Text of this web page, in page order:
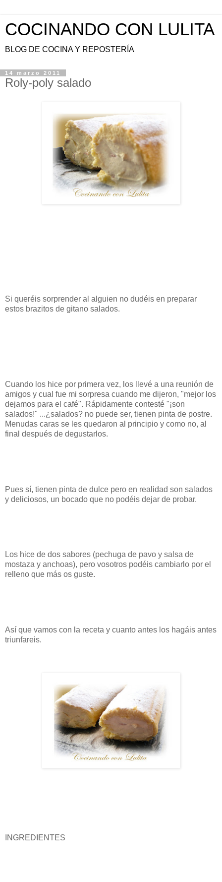
COCINANDO CON LULITA
BLOG DE COCINA Y REPOSTERÍA
14 marzo 2011
Roly-poly salado
Si queréis sorprender al alguien no dudéis en preparar
estos brazitos de gitano salados.
Cuando los hice por primera vez, los llevé a una reunión de
amigos y cual fue mi sorpresa cuando me dijeron, "mejor los
dejamos para el café". Rápidamente contesté "¡son
salados!" ...¿salados? no puede ser, tienen pinta de postre.
Menudas caras se les quedaron al principio y como no, al
final después de degustarlos.
Pues sí, tienen pinta de dulce pero en realidad son salados
y deliciosos, un bocado que no podéis dejar de probar.
Los hice de dos sabores (pechuga de pavo y salsa de
mostaza y anchoas), pero vosotros podéis cambiarlo por el
relleno que más os guste.
Así que vamos con la receta y cuanto antes los hagáis antes
triunfareis.
INGREDIENTES